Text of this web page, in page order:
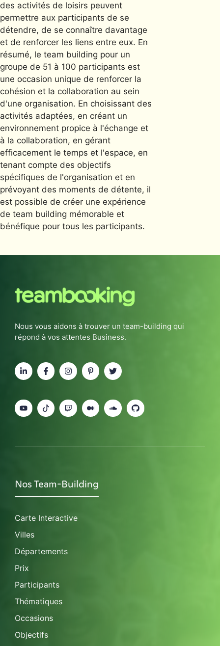
des activités de loisirs peuvent
permettre aux participants de se
détendre, de se connaître davantage
et de renforcer les liens entre eux. En
résumé, le team building pour un
groupe de 51 à 100 participants est
une occasion unique de renforcer la
cohésion et la collaboration au sein
d'une organisation. En choisissant des
activités adaptées, en créant un
environnement propice à l'échange et
à la collaboration, en gérant
efficacement le temps et l'espace, en
tenant compte des objectifs
spécifiques de l'organisation et en
prévoyant des moments de détente, il
est possible de créer une expérience
de team building mémorable et
bénéfique pour tous les participants.
Nous vous aidons à trouver un team-building qui
répond à vos attentes Business.
Nos Team-Building
Carte Interactive
Villes
Départements
Prix
Participants
Thématiques
Occasions
Objectifs